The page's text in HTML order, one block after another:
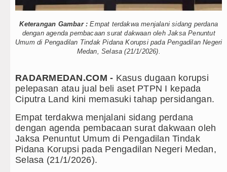
Kesehatan
Kuliner
Dugaan Penyimpangan Dana BOS TA 2025,
Risiko Tertular HIV/AIDS Melalui Hubungan
Bertekad Pulang Mantan PM Bangladesh
PSG vs Manchester United Laga
Juventus vs Inter Milan Persahabatan di
Real Madrid Tandang ke Ferencvaros
Bupati Taput Sambut Kunjungan Kapolda
Bayern Munich Menang Tipis Atas Aston Villa
Keterangan Gambar : Empat terdakwa menjalani sidang perdana
dengan agenda pembacaan surat dakwaan oleh Jaksa Penuntut
Umum di Pengadilan Tindak Pidana Korupsi pada Pengadilan Negeri
Medan, Selasa (21/1/2026).
RADARMEDAN.COM - Kasus dugaan korupsi
pelepasan atau jual beli aset PTPN I kepada
Ciputra Land kini memasuki tahap persidangan.
Empat terdakwa menjalani sidang perdana
dengan agenda pembacaan surat dakwaan oleh
Jaksa Penuntut Umum di Pengadilan Tindak
Pidana Korupsi pada Pengadilan Negeri Medan,
Selasa (21/1/2026).